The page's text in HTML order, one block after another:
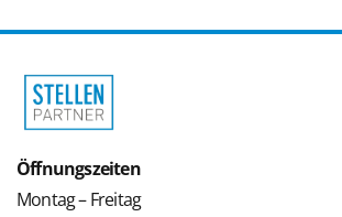
Öffnungszeiten
Montag – Freitag